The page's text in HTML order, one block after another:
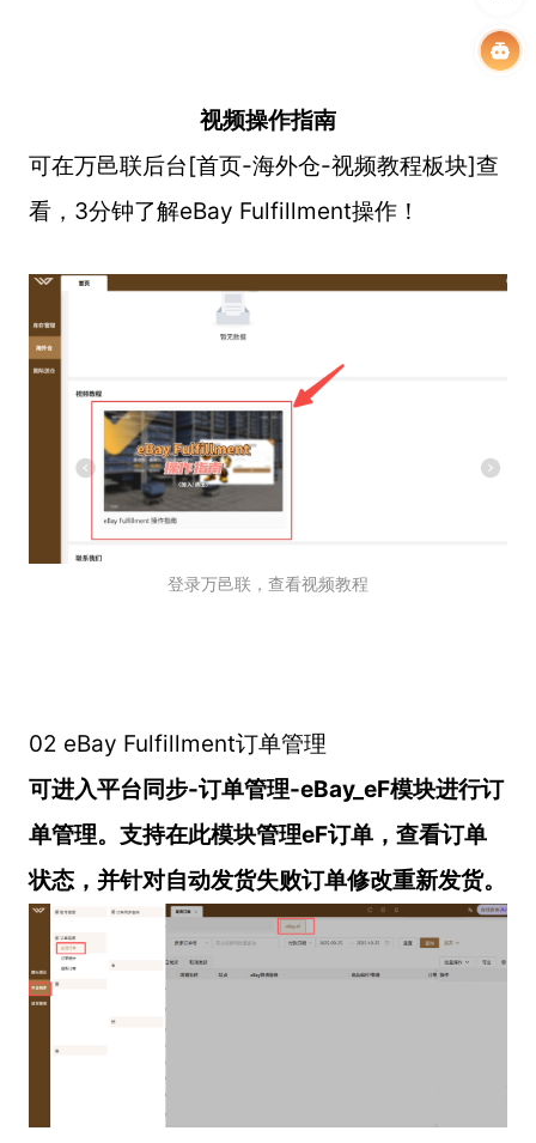
视频操作指南
可在万邑联后台[首页-海外仓-视频教程板块]查
看，3分钟了解eBay Fulfillment操作！
登录万邑联，查看视频教程
02 eBay Fulfillment订单管理
可进入平台同步-订单管理-eBay_eF模块进行订
单管理。支持在此模块管理eF订单，查看订单
状态，并针对自动发货失败订单修改重新发货。